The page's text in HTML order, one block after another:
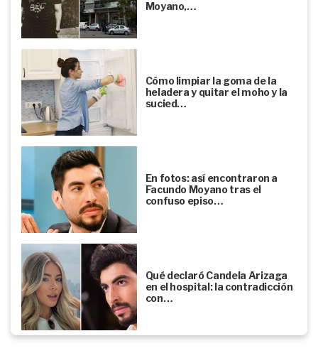
Moyano,…
Cómo limpiar la goma de la
heladera y quitar el moho y la
sucied…
En fotos: así encontraron a
Facundo Moyano tras el
confuso episo…
Qué declaró Candela Arizaga
en el hospital: la contradicción
con…